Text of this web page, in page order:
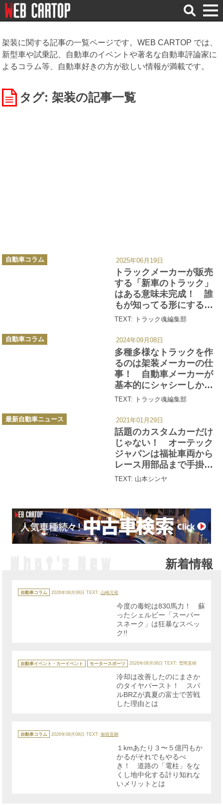
検
索
架装に関する記事の一覧ページです。WEB CARTOP では、
新型車や試乗記、自動車のイベントや著名な自動車評論家に
よるコラム等、自動車好きの方が欲しい情報が満載です。
タグ: 架装の記事一覧
トラックメーカーが販売
する「新車のトラック」
はある意味未完成！ 誰
もが知ってる形にする
「架装メーカー」の仕事
TEXT: トラック魂編集部
カ
テ
自動車コラム 2025年06月19日
多種多様なトラックを作
るのは架装メーカーの仕
事！ 自動車メーカーが
基本的にシャシーしか手
がけない理由とは
TEXT: トラック魂編集部
カ
テ
自動車コラム 2024年09月08日
話題のカスタムカーだけ
じゃない！ オーテック
ジャパンは福祉車両から
レース用部品まで手掛け
る職人集団
TEXT: 山本シンヤ
カ
テ
最新自動車ニュース 2021年01月29日
新着情報
テ
ゴ
自動車コラム 2026年08月08日 TEXT: 山崎元裕
今度の毒蛇は830馬力！ 蘇
ったシェルビー「スーパー
スネーク」は狂暴なスペッ
ク!!
テ
ゴ
自動車イベント・カーイベント モータースポーツ 2026年08月08日 TEXT: 雪岡直樹
冷却は改善したのにまさか
のタイヤバースト！ スバ
ルBRZが真夏の富士で苦戦
した理由とは
テ
ゴ
自動車コラム 2026年08月08日 TEXT: 御堀直嗣
１kmあたり３〜５億円もか
かるがそれでもやるべ
き！ 道路の「電柱」をな
くし地中化する計り知れな
いメリットとは